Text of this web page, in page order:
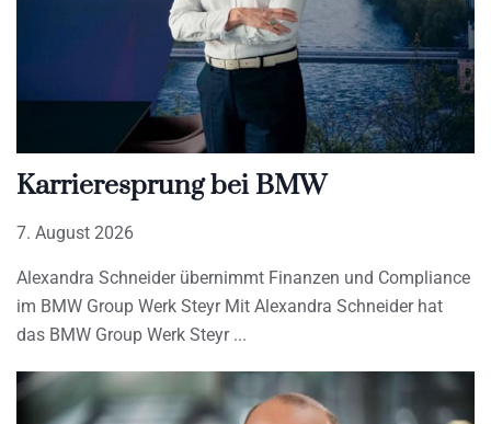
Karrieresprung bei BMW
7. August 2026
Alexandra Schneider übernimmt Finanzen und Compliance
im BMW Group Werk Steyr Mit Alexandra Schneider hat
das BMW Group Werk Steyr